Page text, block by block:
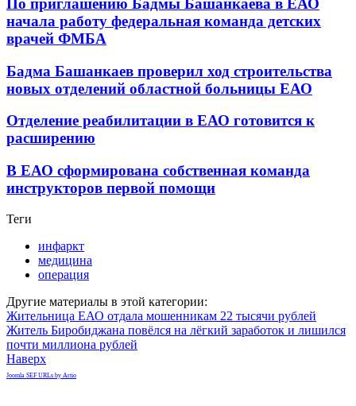
По приглашению Бадмы Башанкаева в ЕАО
начала работу федеральная команда детских
врачей ФМБА
Бадма Башанкаев проверил ход строительства
новых отделений областной больницы ЕАО
Отделение реабилитации в ЕАО готовится к
расширению
В ЕАО сформирована собственная команда
инструкторов первой помощи
Теги
инфаркт
медицина
операция
Другие материалы в этой категории:
Жительница ЕАО отдала мошенникам 22 тысячи рублей
Житель Биробиджана повёлся на лёгкий заработок и лишился
почти миллиона рублей
Наверх
Joomla SEF URLs by Artio